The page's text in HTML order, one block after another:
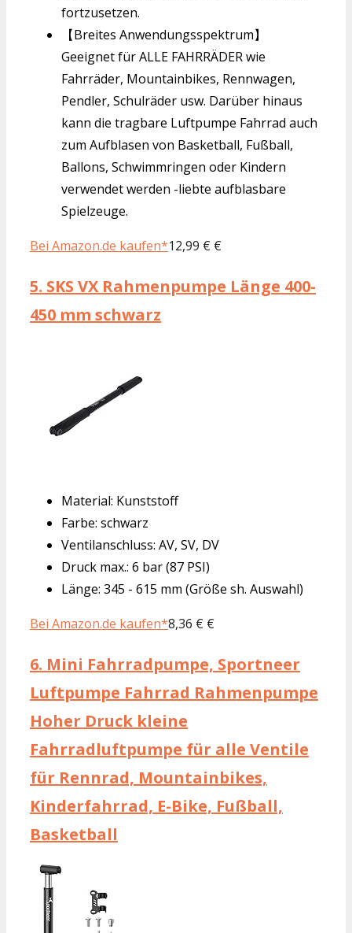
fortzusetzen.
【Breites Anwendungsspektrum】
Geeignet für ALLE FAHRRÄDER wie
Fahrräder, Mountainbikes, Rennwagen,
Pendler, Schulräder usw. Darüber hinaus
kann die tragbare Luftpumpe Fahrrad auch
zum Aufblasen von Basketball, Fußball,
Ballons, Schwimmringen oder Kindern
verwendet werden -liebte aufblasbare
Spielzeuge.
Bei Amazon.de kaufen*12,99 € €
5. SKS VX Rahmenpumpe Länge 400-
450 mm schwarz
Material: Kunststoff
Farbe: schwarz
Ventilanschluss: AV, SV, DV
Druck max.: 6 bar (87 PSI)
Länge: 345 - 615 mm (Größe sh. Auswahl)
Bei Amazon.de kaufen*8,36 € €
6. Mini Fahrradpumpe, Sportneer
Luftpumpe Fahrrad Rahmenpumpe
Hoher Druck kleine
Fahrradluftpumpe für alle Ventile
für Rennrad, Mountainbikes,
Kinderfahrrad, E-Bike, Fußball,
Basketball